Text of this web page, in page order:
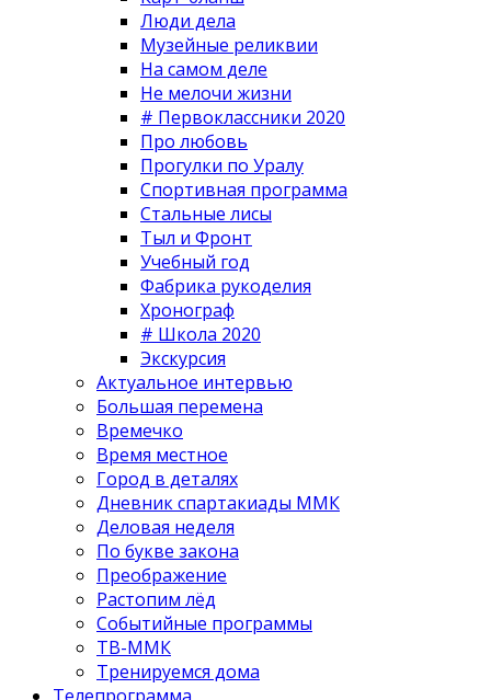
Люди дела
Музейные реликвии
На самом деле
Не мелочи жизни
# Первоклассники 2020
Про любовь
Прогулки по Уралу
Спортивная программа
Стальные лисы
Тыл и Фронт
Учебный год
Фабрика рукоделия
Хронограф
# Школа 2020
Экскурсия
Актуальное интервью
Большая перемена
Времечко
Время местное
Город в деталях
Дневник спартакиады ММК
Деловая неделя
По букве закона
Преображение
Растопим лёд
Событийные программы
ТВ-ММК
Тренируемся дома